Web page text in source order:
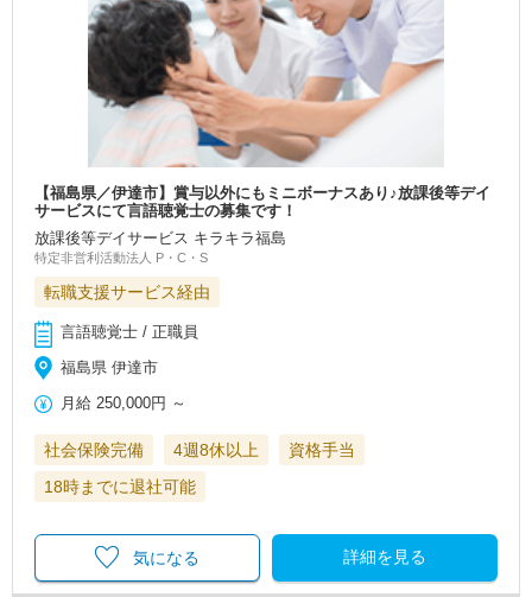
【福島県／伊達市】賞与以外にもミニボーナスあり♪放課後等デイ
サービスにて言語聴覚士の募集です！
放課後等デイサービス キラキラ福島
特定非営利活動法人 P・C・S
転職支援サービス経由
言語聴覚士 / 正職員
福島県 伊達市
月給 250,000円 ～
社会保険完備 4週8休以上
資格手当
18時までに退社可能
詳細を見る
気になる